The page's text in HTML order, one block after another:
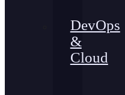
DevOps
&
Cloud